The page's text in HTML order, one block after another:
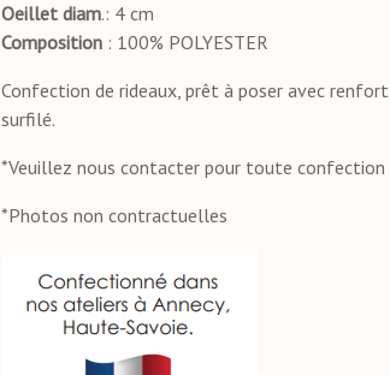
Oeillet diam.: 4 cm
Composition: 100% POLYESTER
Confection de rideaux, prêt à poser avec
surfilé.
*Veuillez nous contacter pour toute confection
*Photos non contractuelles